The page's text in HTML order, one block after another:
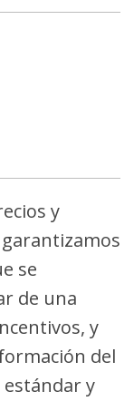
y
se
de una
y
del
y